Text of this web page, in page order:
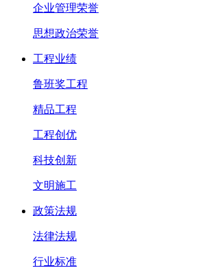
企业管理荣誉
思想政治荣誉
工程业绩
鲁班奖工程
精品工程
工程创优
科技创新
文明施工
政策法规
法律法规
行业标准